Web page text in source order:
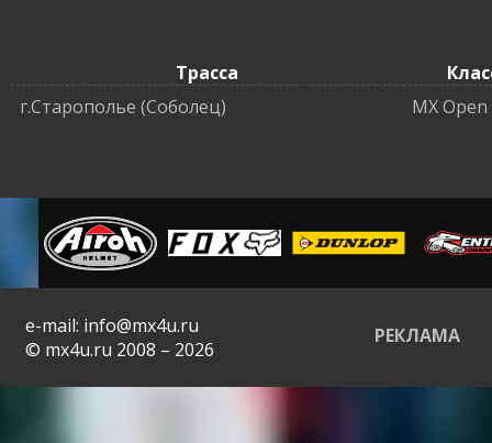
Трасса
г.Старополье (Соболец)
MX Open
e-mail: info@mx4u.ru
© mx4u.ru 2008 – 2026
РЕКЛАМА